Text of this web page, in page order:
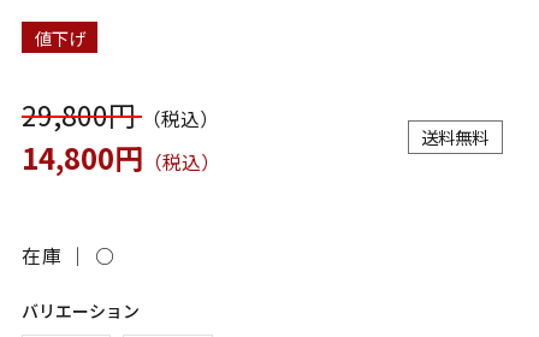
値下げ
29,800円（税込）
14,800円 （税込）
送料無料
在庫 ｜ ○
バリエーション